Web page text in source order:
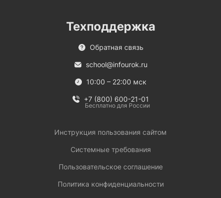
Техподдержка
Обратная связь
school@infourok.ru
10:00 – 22:00 мск
+7 (800) 600-21-01
Бесплатно для России
Инструкция пользования сайтом
Системные требования
Пользовательское соглашение
Политика конфиденциальности